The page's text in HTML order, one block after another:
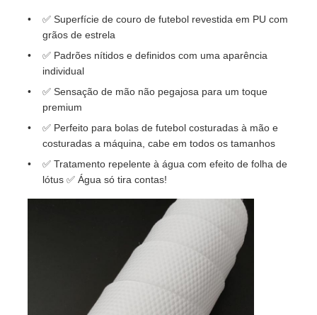
✅ Superfície de couro de futebol revestida em PU com
grãos de estrela
✅ Padrões nítidos e definidos com uma aparência
individual
✅ Sensação de mão não pegajosa para um toque
premium
✅ Perfeito para bolas de futebol costuradas à mão e
costuradas a máquina, cabe em todos os tamanhos
✅ Tratamento repelente à água com efeito de folha de
lótus ✅ Água só tira contas!